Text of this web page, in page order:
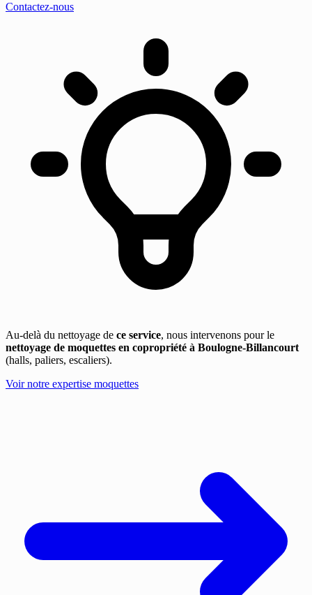
Contactez-nous
Au-delà du nettoyage de ce service, nous intervenons pour le
nettoyage de moquettes en copropriété à Boulogne-Billancourt
(halls, paliers, escaliers).
Voir notre expertise moquettes